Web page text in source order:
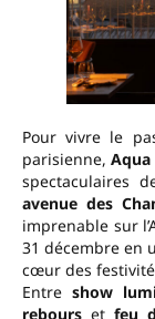
Pour vivre le
parisienne,Aqua
spectaculaires
avenue des
imprenable sur
31 décembre en
cœur des
Entreshow
rebours et feu